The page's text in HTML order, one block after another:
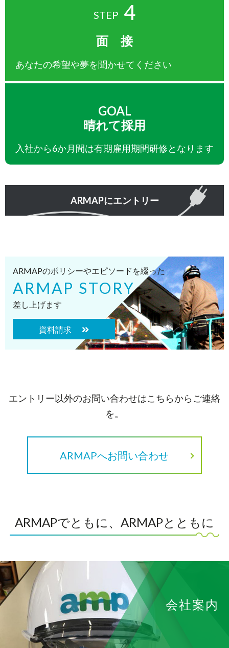
4
面 接
あなたの希望や夢を聞かせてください
GOAL
晴れて採用
入社から6か月間は有期雇用期間研修となります
ARMAPにエントリー
ARMAPのポリシーやエピソードを綴った
ARMAP STORY
差し上げます
資料請求
エントリー以外のお問い合わせはこちらからご連絡
を。
ARMAPへお問い合わせ
ARMAPでともに、ARMAPとともに
会社案内